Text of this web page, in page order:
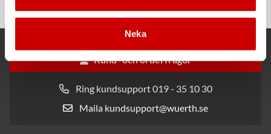
Neka
Kund- och orderfrågor
Ring kundsupport 019 - 35 10 30
Maila kundsupport@wuerth.se